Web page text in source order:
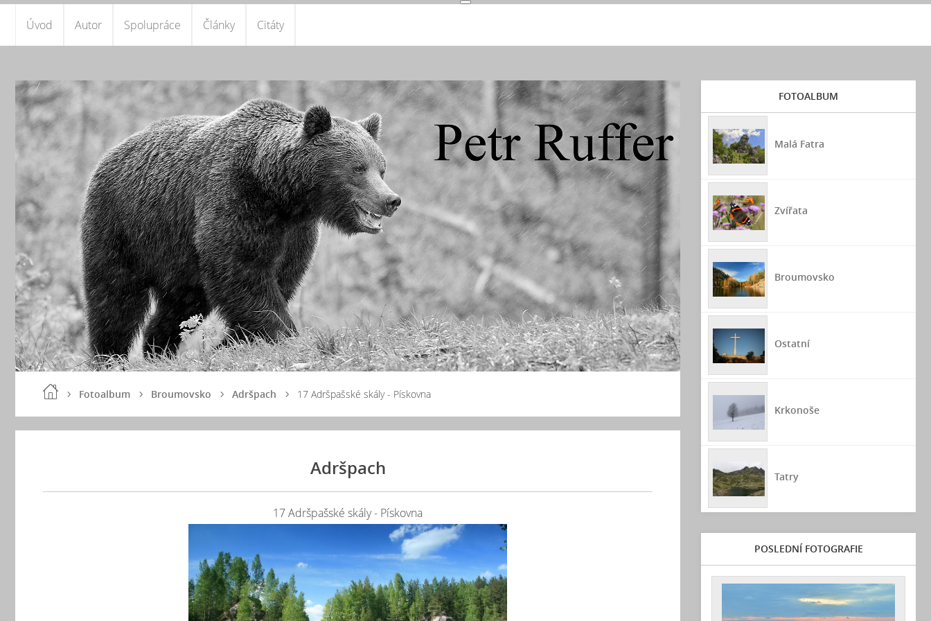
Úvod Autor Spolupráce Články Citáty
Fotoalbum Broumovsko Adršpach 17 Adršpašské skály - Pískovna
Adršpach
17 Adršpašské skály - Pískovna
FOTOALBUM
Malá Fatra
Zvířata
Broumovsko
Ostatní
Krkonoše
Tatry
POSLEDNÍ FOTOGRAFIE